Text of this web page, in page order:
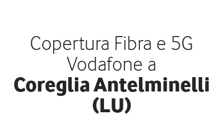
Copertura Fibra e 5G
Vodafone a
Coreglia Antelminelli
(LU)